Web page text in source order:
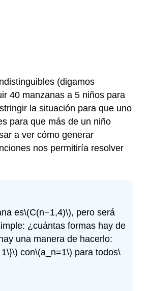
(digamos
40 manzanas a 5 niños para
la situación para que uno
para que más de un niño
a ver cómo generar
nos permitiría resolver
es\(C(n−1,4)\), pero será
¿cuántas formas hay de
una manera de hacerlo:
con\(a_n=1\) para todos\